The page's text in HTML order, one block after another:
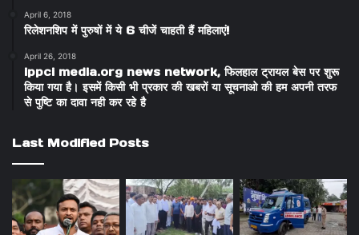
April 6, 2018
रिलेशनशिप में पुरुषों में ये 6 चीजें चाहती हैं महिलाएं!
April 26, 2018
ippci media.org news network, फिलहाल ट्रायल बेस पर शुरू
किया गया है। इसमें किसी भी प्रकार की खबरों या सूचनाओ की हम अपनी तरफ
से पुष्टि का दावा नही कर रहे है
Last Modified Posts